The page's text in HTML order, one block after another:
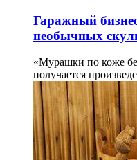
Гаражный
необычных
«Мурашки по коже
получается